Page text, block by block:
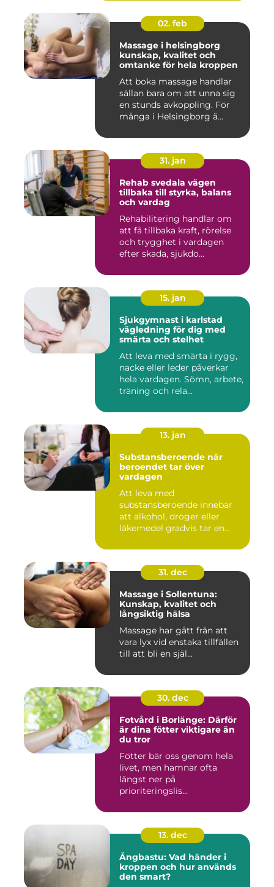
02. feb
Massage i helsingborg
kunskap, kvalitet och
omtanke för hela kroppen
Att boka massage handlar
sällan bara om att unna sig
en stunds avkoppling. För
många i Helsingborg ä...
31. jan
Rehab svedala vägen
tillbaka till styrka, balans
och vardag
Rehabilitering handlar om
att få tillbaka kraft, rörelse
och trygghet i vardagen
efter skada, sjukdo...
15. jan
Sjukgymnast i karlstad
vägledning för dig med
smärta och stelhet
Att leva med smärta i rygg,
nacke eller leder påverkar
hela vardagen. Sömn, arbete,
träning och rela...
13. jan
Substansberoende när
beroendet tar över
vardagen
Att leva med
substansberoende innebär
att alkohol, droger eller
läkemedel gradvis tar en
31. dec
Massage i Sollentuna:
Kunskap, kvalitet och
långsiktig hälsa
Massage har gått från att
vara lyx vid enstaka tillfällen
till att bli en själ...
30. dec
Fotvård i Borlänge: Därför
är dina fötter viktigare än
du tror
Fötter bär oss genom hela
livet, men hamnar ofta
längst ner på
prioriteringslis...
13. dec
Ångbastu: Vad händer i
kroppen och hur används
den smart?